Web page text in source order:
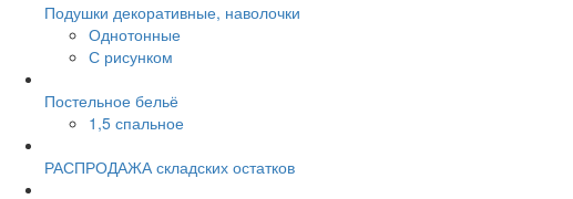
Подушки декоративные, наволочки
Однотонные
С рисунком
Постельное бельё
1,5 спальное
РАСПРОДАЖА складских остатков